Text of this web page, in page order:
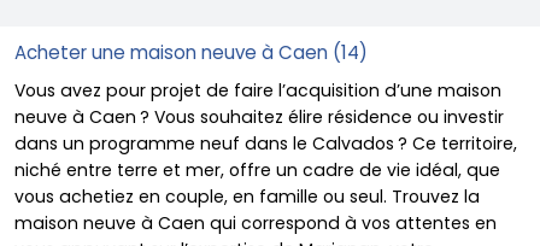
Acheter une maison neuve à Caen (14)
Vous avez pour projet de faire l’acquisition d’une maison
neuve à Caen ? Vous souhaitez élire résidence ou investir
dans un programme neuf dans le Calvados ? Ce territoire,
niché entre terre et mer, offre un cadre de vie idéal, que
vous achetiez en couple, en famille ou seul. Trouvez la
maison neuve à Caen qui correspond à vos attentes en